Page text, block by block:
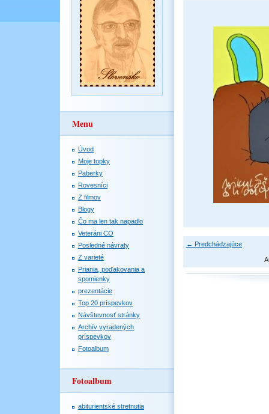
Menu
Úvod
Moje topky
Paberky
Rovesníci
Z filmov
Blogy
Čo ma len tak napadlo
Veteráni CO
Posledné návraty
Z varieté
Priania, poďakovania a
spomienky
prezentácie
Top 20 príspevkov
Návštevnosť stránky
Archív vyradených
príspevkov
Fotoalbum
Fotoalbum
abiturientské stretnutia
← Predchádzajúce